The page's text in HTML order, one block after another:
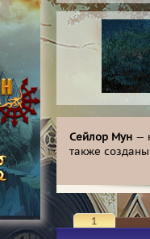
Сейлор Мун —
также
1